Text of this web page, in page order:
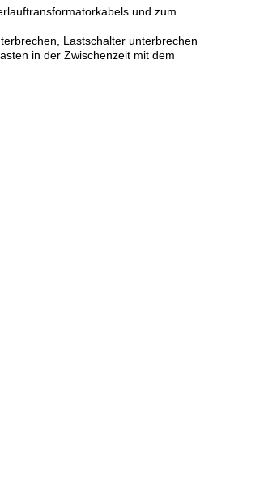
und zum
Lastschalter unterbrechen
in der Zwischenzeit mit dem